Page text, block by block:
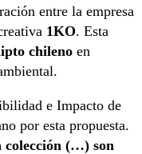
entre la empresa
1KO. Esta
chileno en
e Impacto de
por esta propuesta.
colección (…) son